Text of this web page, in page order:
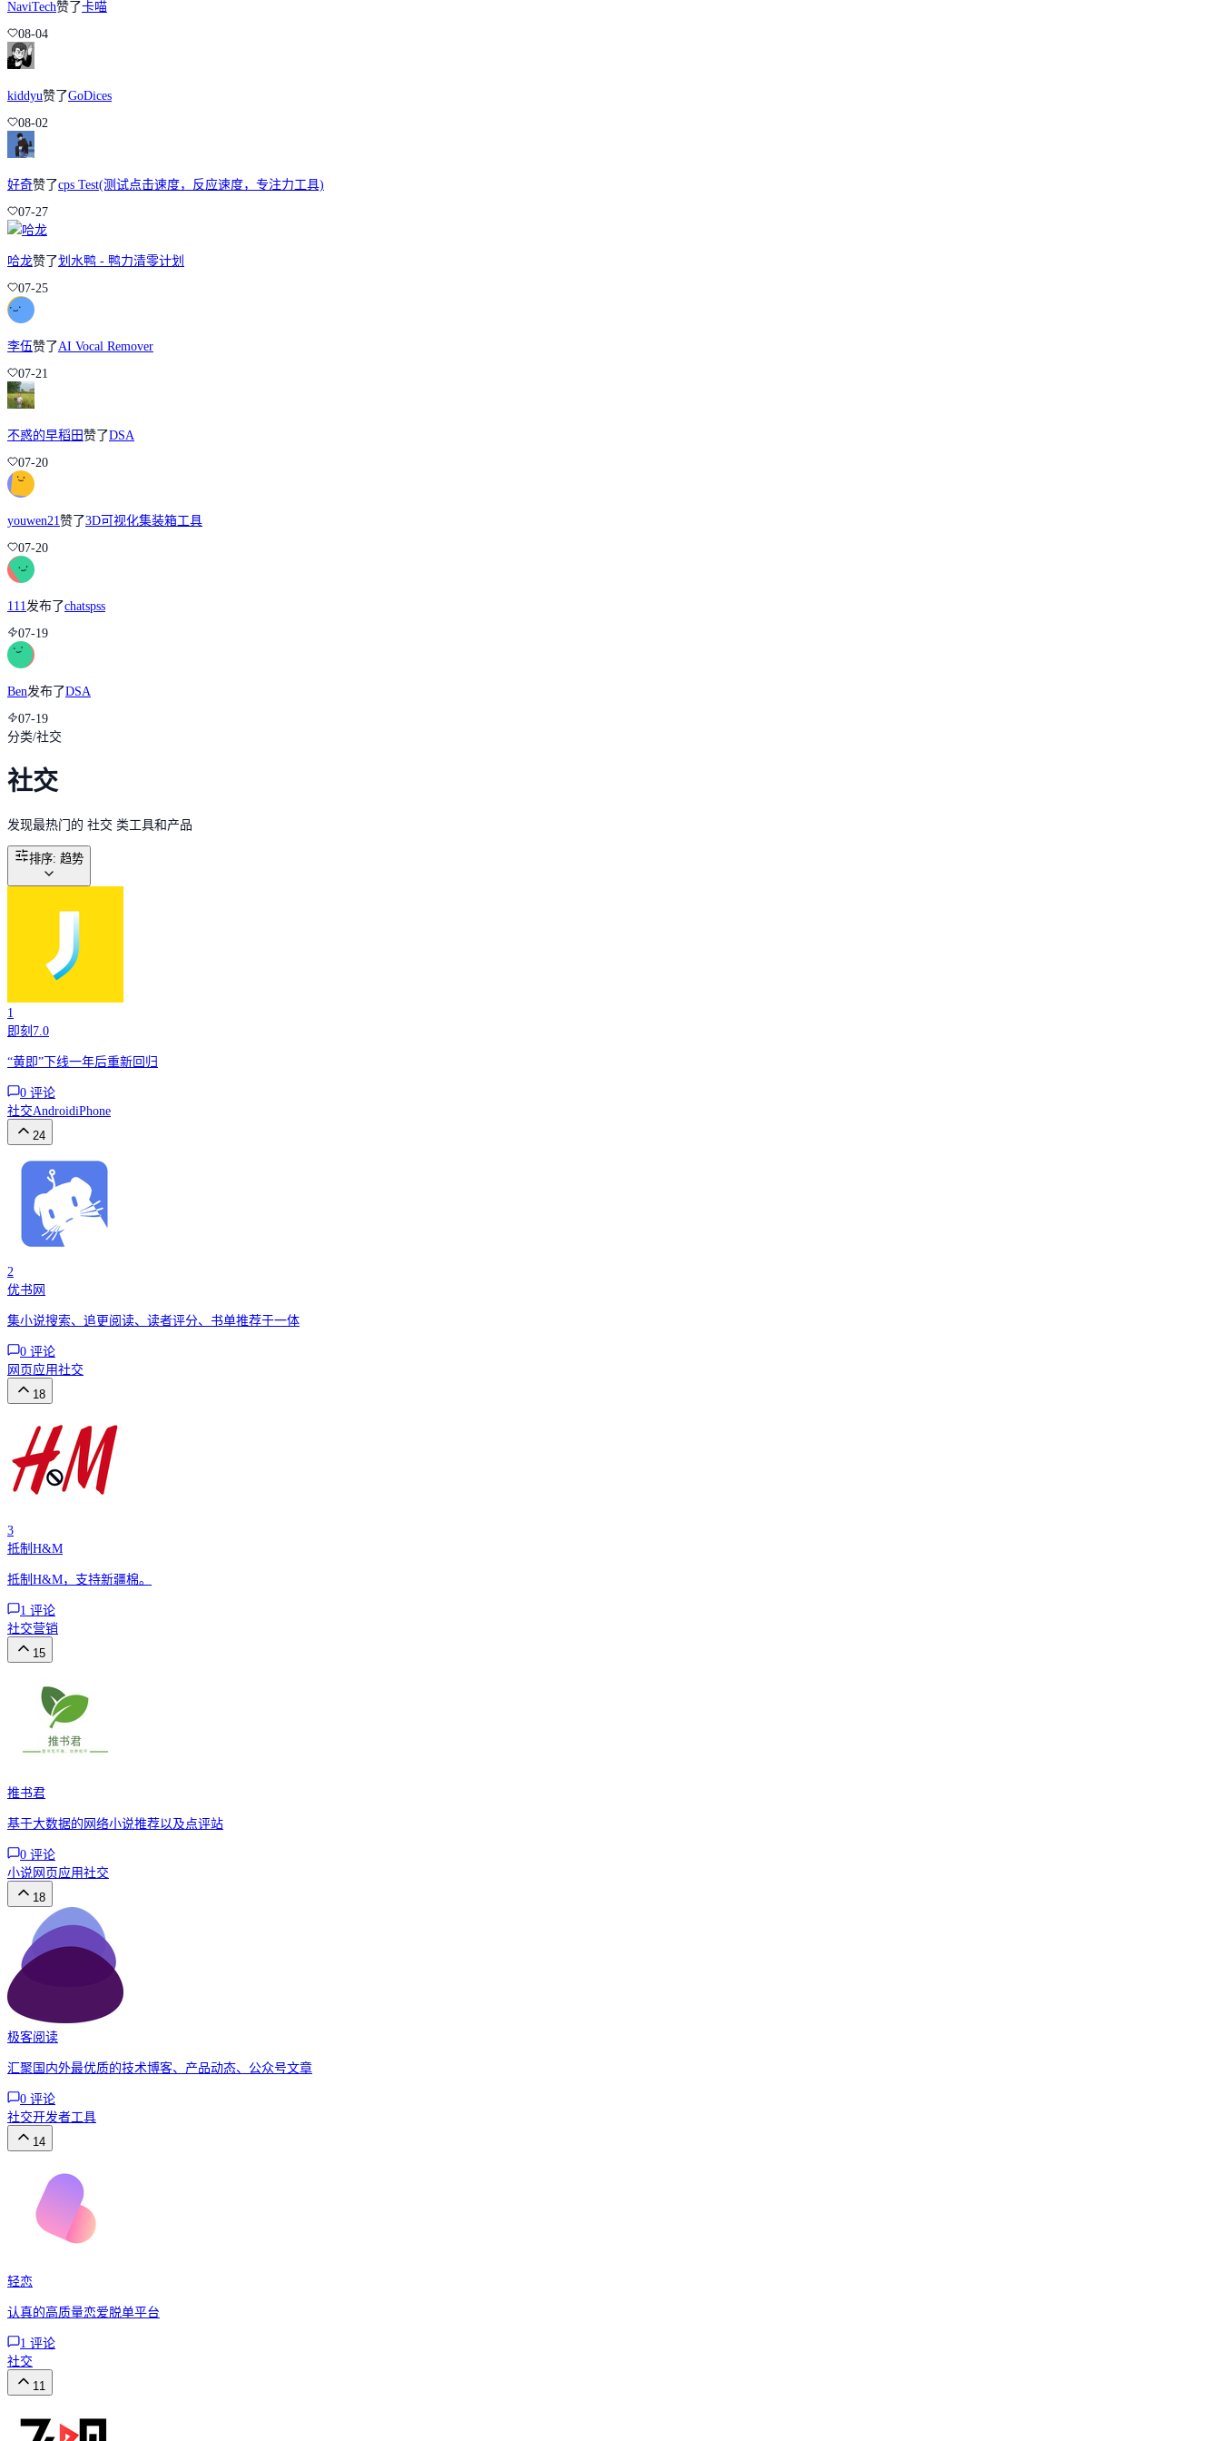
NaviTech赞了卡喵
08-04
kiddyu赞了GoDices
08-02
好奇赞了cps Test(测试点击速度，反应速度，专注力工具)
07-27
哈龙赞了划水鸭 - 鸭力清零计划
07-25
李伍赞了AI Vocal Remover
07-21
不惑的早稻田赞了DSA
07-20
youwen21赞了3D可视化集装箱工具
07-20
111 发布了chatspss
07-19
Ben发布了DSA
07-19
分类/社交
社交
发现最热门的 社交 类工具和产品
排序: 趋势
1
即刻7.0
“黄即”下线一年后重新回归
0 评论
社交AndroidiPhone
24
2
优书网
集小说搜索、追更阅读、读者评分、书单推荐于一体
0 评论
网页应用社交
18
3
抵制H&M
抵制H&M，支持新疆棉。
1 评论
社交营销
15
推书君
基于大数据的网络小说推荐以及点评站
0 评论
小说网页应用社交
18
极客阅读
汇聚国内外最优质的技术博客、产品动态、公众号文章
0 评论
社交开发者工具
14
轻恋
认真的高质量恋爱脱单平台
1 评论
社交
11